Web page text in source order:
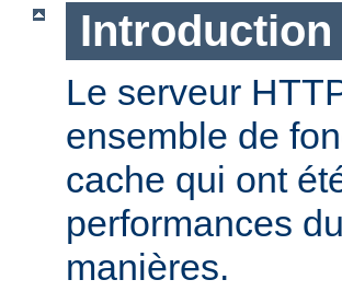
Introduction
Le serveur
ensemble de
cache qui ont
performances
manières.